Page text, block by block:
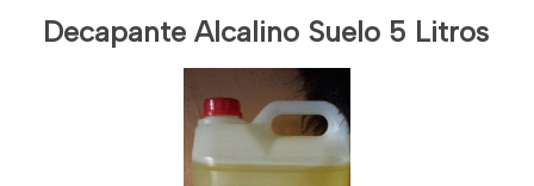
Decapante Alcalino Suelo 5 Litros